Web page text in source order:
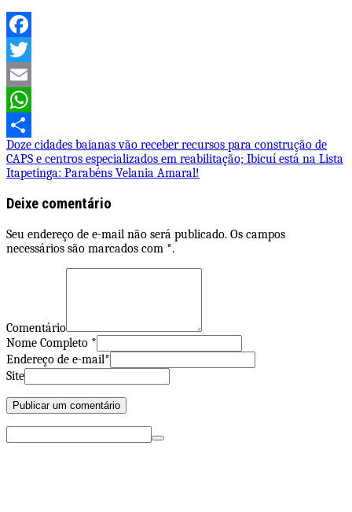
Facebook
Twitter
Email
WhatsApp
Share
Navegação
de
Post
Doze cidades baianas vão receber recursos para construção de
CAPS e centros especializados em reabilitação; Ibicuí está na Lista
Itapetinga: Parabéns Velania Amaral!
Deixe comentário
Seu endereço de e-mail não será publicado. Os campos
necessários são marcados com *.
Comentário
Nome Completo *
Endereço de e-mail*
Site
por: